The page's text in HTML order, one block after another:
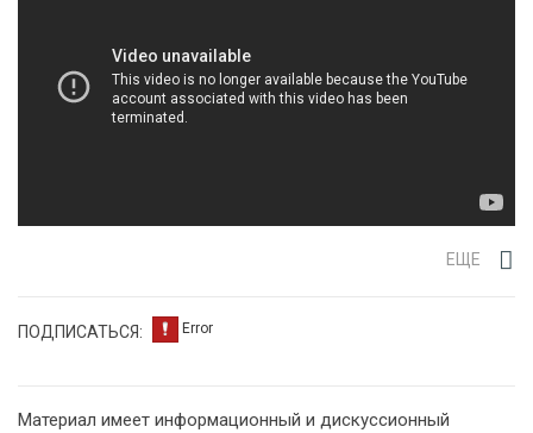
ЕЩЕ
ПОДПИСАТЬСЯ:
Материал имеет информационный и дискуссионный